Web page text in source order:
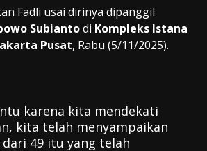
Fadli usai dirinya dipanggil
Subiantodi Kompleks Istana
Pusat, Rabu (5/11/2025).
karena kita mendekati
kita telah menyampaikan
dari 49 itu yang telah